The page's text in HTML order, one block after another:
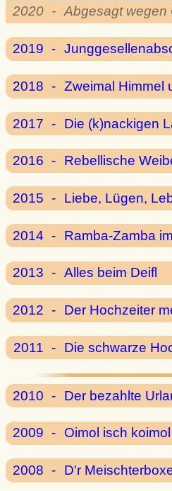
2020 - Abgesagt wegen
2019 -
2018 - Zweimal Himmel
2017 - Die (k)nackigen
2016 - Rebellische
2015 - Liebe, Lügen,
2014 - Ramba-Zamba
2013 - Alles beim Deifl
2012 - Der Hochzeiter
2011 - Die schwarze
2010 - Der bezahlte
2009 - Oimol isch koimol
2008 - D'r